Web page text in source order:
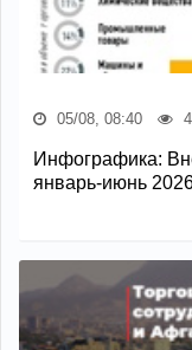
05/08, 08:40
Инфографика:
январь-июнь